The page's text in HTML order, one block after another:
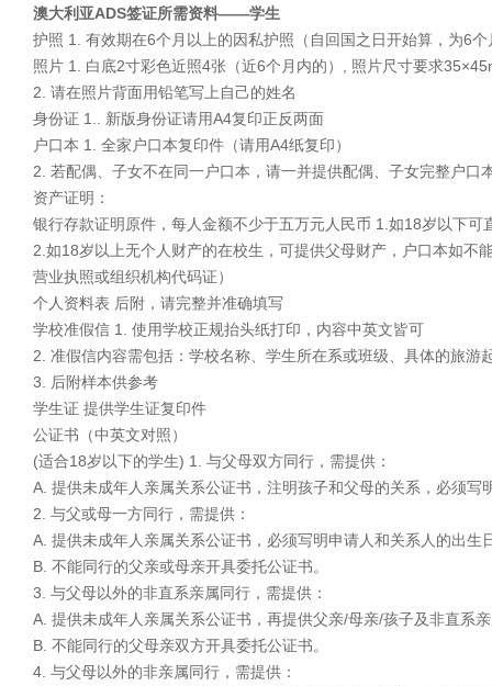
澳大利亚ADS签证所需资料――学生
护照 1. 有效期在6个月以上的因私护照（自回国之日开始算，为6个
照片 1. 白底2寸彩色近照4张（近6个月内的）, 照片尺寸要求
2. 请在照片背面用铅笔写上自己的姓名
身份证 1.. 新版身份证请用A4复印正反两面
户口本 1. 全家户口本复印件（请用A4纸复印）
2. 若配偶、子女不在同一户口本，请一并提供配偶、子女完整户
资产证明：
银行存款证明原件，每人金额不少于五万元人民币 1.如18岁以下
2.如18岁以上无个人财产的在校生，可提供父母财产，户口本如
营业执照或组织机构代码证）
个人资料表 后附，请完整并准确填写
学校准假信 1. 使用学校正规抬头纸打印，内容中英文皆可
2. 准假信内容需包括：学校名称、学生所在系或班级、具体的旅
3. 后附样本供参考
学生证 提供学生证复印件
公证书（中英文对照）
(适合18岁以下的学生) 1. 与父母双方同行，需提供：
A. 提供未成年人亲属关系公证书，注明孩子和父母的关系，必须
2. 与父或母一方同行，需提供：
A. 提供未成年人亲属关系公证书，必须写明申请人和关系人的出生
B. 不能同行的父亲或母亲开具委托公证书。
3. 与父母以外的非直系亲属同行，需提供：
A. 提供未成年人亲属关系公证书，再提供父亲/母亲/孩子及非直系
B. 不能同行的父母亲双方开具委托公证书。
4. 与父母以外的非亲属同行，需提供：